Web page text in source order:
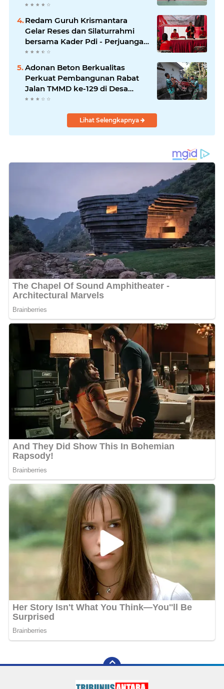
Redam Guruh Krismantara
Gelar Reses dan Silaturrahmi
bersama Kader Pdi - Perjuangan
Se -Kecamatan Lawang.
Adonan Beton Berkualitas
Perkuat Pembangunan Rabat
Jalan TMMD ke-129 di Desa
Ledoktempuro
Lihat Selengkapnya